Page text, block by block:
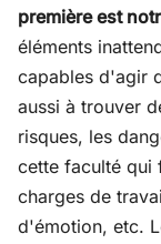
première est
éléments
capables d'agir
aussi à trouver
risques, les
cette faculté qui
charges de
d'émotion, etc.